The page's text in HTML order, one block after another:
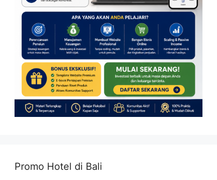
Promo Hotel di Bali